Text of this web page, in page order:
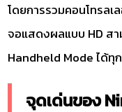
โดยการรวมคอนโทรลเ
จอแสดงผลแบบ HD สา
Handheld Mode ได้ทุก
จุดเด่นของ